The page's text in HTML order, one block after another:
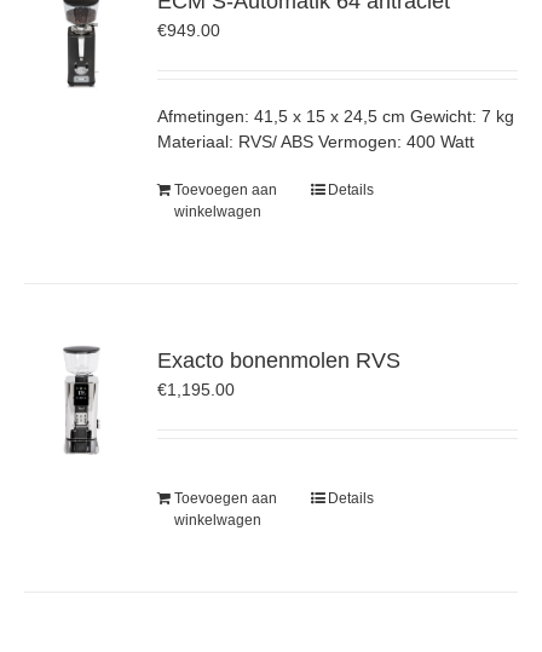
€949.00
Afmetingen: 41,5 x 15 x 24,5 cm Gewicht: 7 kg
Materiaal: RVS/ ABS Vermogen: 400 Watt
Toevoegen aan
winkelwagen
Details
Exacto bonenmolen RVS
€1,195.00
Toevoegen aan
winkelwagen
Details